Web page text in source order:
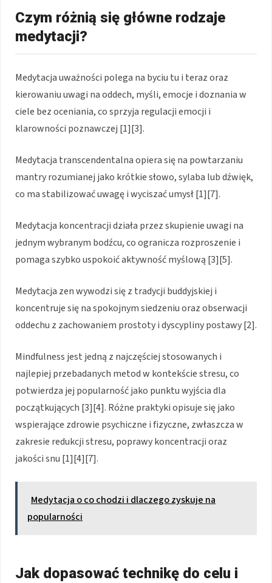
Czym różnią się główne rodzaje
medytacji?
Medytacja uważności polega na byciu tu i teraz oraz
kierowaniu uwagi na oddech, myśli, emocje i doznania w
ciele bez oceniania, co sprzyja regulacji emocji i
klarowności poznawczej [1][3].
Medytacja transcendentalna opiera się na powtarzaniu
mantry rozumianej jako krótkie słowo, sylaba lub dźwięk,
co ma stabilizować uwagę i wyciszać umysł [1][7].
Medytacja koncentracji działa przez skupienie uwagi na
jednym wybranym bodźcu, co ogranicza rozproszenie i
pomaga szybko uspokoić aktywność myślową [3][5].
Medytacja zen wywodzi się z tradycji buddyjskiej i
koncentruje się na spokojnym siedzeniu oraz obserwacji
oddechu z zachowaniem prostoty i dyscypliny postawy [2].
Mindfulness jest jedną z najczęściej stosowanych i
najlepiej przebadanych metod w kontekście stresu, co
potwierdza jej popularność jako punktu wyjścia dla
początkujących [3][4]. Różne praktyki opisuje się jako
wspierające zdrowie psychiczne i fizyczne, zwłaszcza w
zakresie redukcji stresu, poprawy koncentracji oraz
jakości snu [1][4][7].
Medytacja o co chodzi i dlaczego zyskuje na
popularności
Jak dopasować technikę do celu i